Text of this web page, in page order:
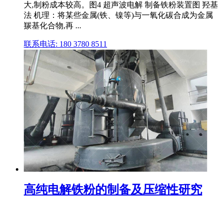
大,制粉成本较高。图4 超声波电解 制备铁粉装置图 羟基
法 机理：将某些金属(铁、镍等)与一氧化碳合成为金属
羰基化合物,再 ...
联系电话: 180 3780 8511
高纯电解铁粉的制备及压缩性研究